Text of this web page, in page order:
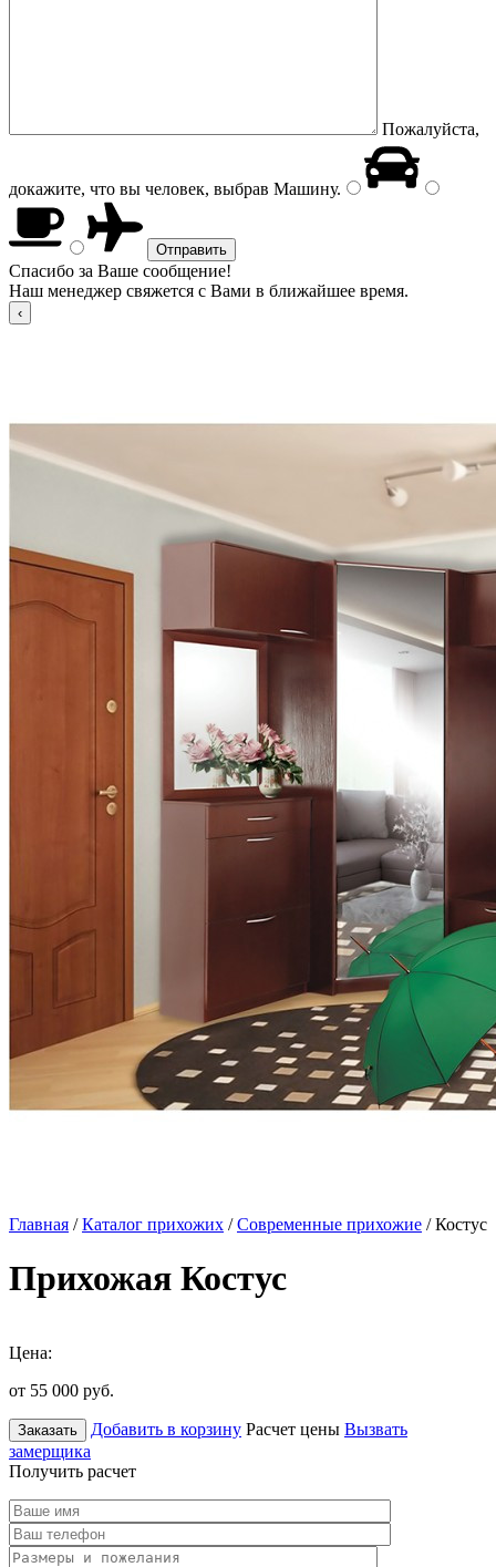
Пожалуйста,
докажите, что вы человек, выбрав Машину.
Спасибо за Ваше сообщение!
Наш менеджер свяжется с Вами в ближайшее время.
Главная /Каталог прихожих /Современные прихожие / Костус
Прихожая Костус
Цена:
от 55 000 руб.
Заказать Добавить в корзину Расчет цены Вызвать
замерщика
Получить расчет